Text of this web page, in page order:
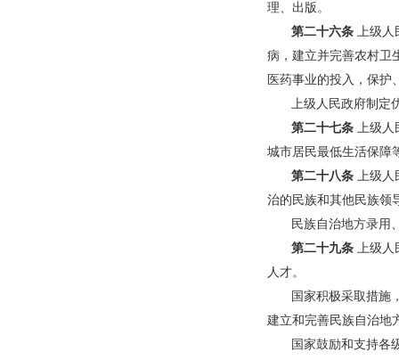
理、出版。
第二十六条 上级
病，建立并完善农村卫
医药事业的投入，保护
上级人民政府制
第二十七条 上级
城市居民最低生活保障
第二十八条 上级
治的民族和其他民族领
民族自治地方录用
第二十九条 上级
人才。
国家积极采取措施
建立和完善民族自治地
国家鼓励和支持各